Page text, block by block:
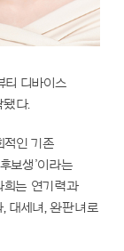
티 디바이스
됐다.
적인 기존
보생’이라는
희는 연기력과
대세녀, 완판녀로